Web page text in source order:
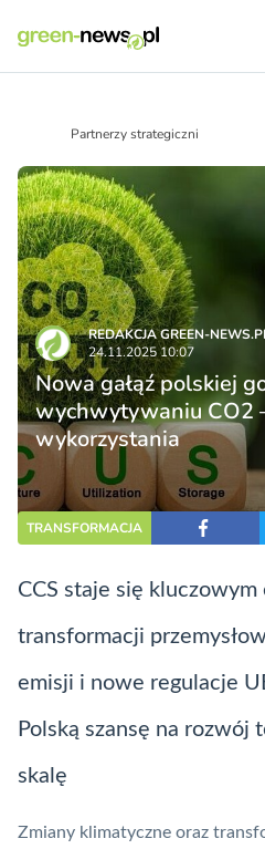
Partnerzy strategiczni
REDAKCJA GREEN-
24.11.2025 10:07
Nowa gałąź polskiej
wychwytywaniu CO2
wykorzystania
TRANSFORMACJA
CCS staje się kluczowym
transformacji
emisji i nowe regulacje
Polską szansę na rozwój
skalę
Zmiany klimatyczne oraz